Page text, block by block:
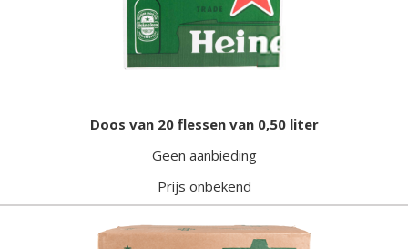
Doos van 20 flessen van 0,50 liter
Geen aanbieding
Prijs onbekend